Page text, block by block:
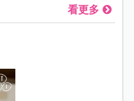
看更多